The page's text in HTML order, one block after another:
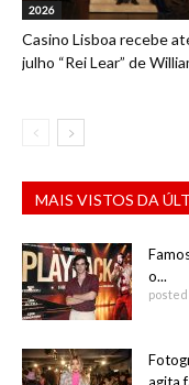
2026
Casino Lisboa recebe
julho “Rei Lear” de
MAIS VISTOS DA
o...
posted